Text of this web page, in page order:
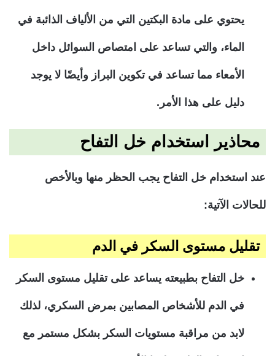
يحتوي على مادة البكتين التي من الألياف الذائبة في
الماء، والتي تساعد على امتصاص السوائل داخل
الأمعاء مما تساعد في تكوين البراز وأيضًا لا يوجد
دليل على هذا الأمر.
محاذير استخدام خل التفاح
عند استخدام خل التفاح يجب الحظر منها وبالأخص
للحالات الآتية:
تقليل مستوى السكر في الدم
خل التفاح بطبيعته يساعد على تقليل مستوى السكر
في الدم للأشخاص المصابين بمرض السكري، لذلك
لابد من مراقبة مستويات السكر بشكل مستمر مع